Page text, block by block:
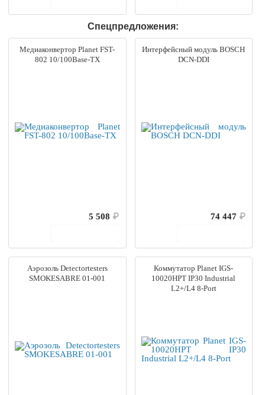
Спецпредложения:
Медиаконвертор Planet FST-
802 10/100Base-TX
5 508 ₽
Интерфейсный модуль BOSCH
DCN-DDI
74 447 ₽
Аэрозоль Detectortesters
SMOKESABRE 01-001
Коммутатор Planet IGS-
10020HPT IP30 Industrial
L2+/L4 8-Port